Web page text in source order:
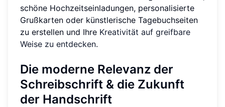
schöne Hochzeitseinladungen, personalisierte
Grußkarten oder künstlerische Tagebuchseiten
zu erstellen und Ihre Kreativität auf greifbare
Weise zu entdecken.
Die moderne Relevanz der
Schreibschrift & die Zukunft
der Handschrift